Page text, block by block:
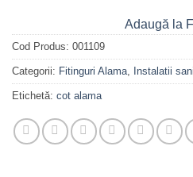
Adaugă la
Cod Produs: 001109
Categorii: Fitinguri Alama, Instalatii
Etichetă: cot alama